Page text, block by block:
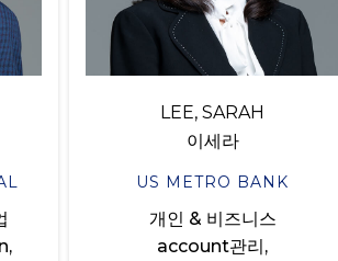
LEE, SARAH
이세라
US METRO BANK
개인 & 비즈니스
account관리,